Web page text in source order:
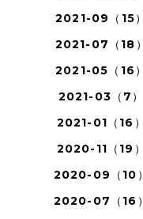
2021-09（15）
2021-07（18）
2021-05（16）
2021-03（7）
2021-01（16）
2020-11（19）
2020-09（10）
2020-07（16）